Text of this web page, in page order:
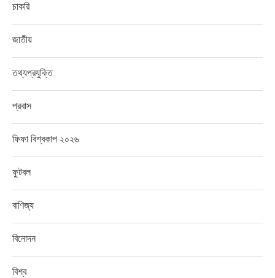
চাকরি
জাতীয়
তথ্যপ্রযুক্তি
প্রবাস
ফিফা বিশ্বকাপ ২০২৬
ফুটবল
বাণিজ্য
বিনোদন
বিশ্ব